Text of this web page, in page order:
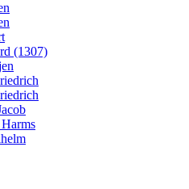
(1307)